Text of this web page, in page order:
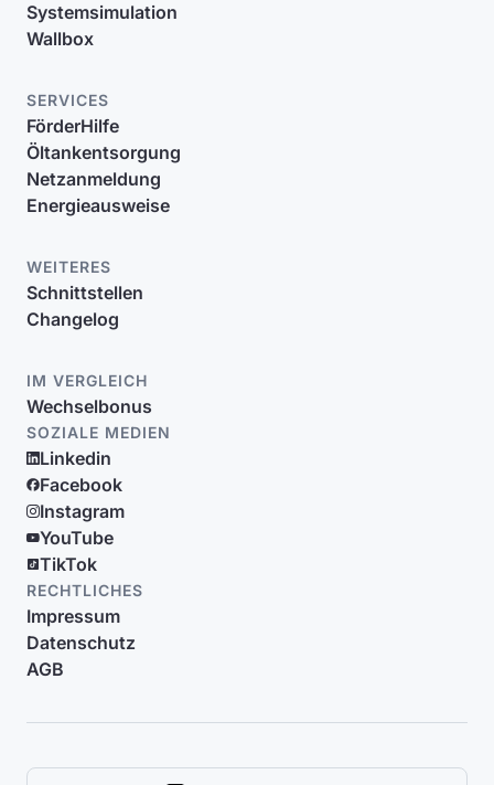
Systemsimulation
Wallbox
SERVICES
FörderHilfe
Öltankentsorgung
Netzanmeldung
Energieausweise
WEITERES
Schnittstellen
Changelog
IM VERGLEICH
Wechselbonus
SOZIALE MEDIEN
Linkedin
Facebook
Instagram
YouTube
TikTok
RECHTLICHES
Impressum
Datenschutz
AGB